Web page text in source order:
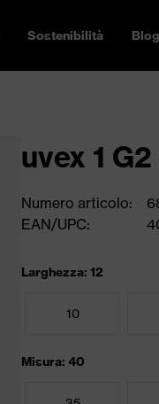
Sostenibilità Blog
uvex 1
Numero articolo:
EAN/UPC:
Larghezza: 12
10
Misura: 40